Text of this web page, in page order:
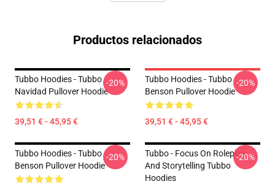
Productos relacionados
Tubbo Hoodies - Tubbo
Navidad Pullover Hoodie
39,51 € - 45,95 €
-20%
Tubbo Hoodies - Tubbo
Benson Pullover Hoodie
39,51 € - 45,95 €
-20%
Tubbo Hoodies - Tubbo
Benson Pullover Hoodie
-20%
Tubbo - Focus On Roleplay
And Storytelling Tubbo
Hoodies
-20%